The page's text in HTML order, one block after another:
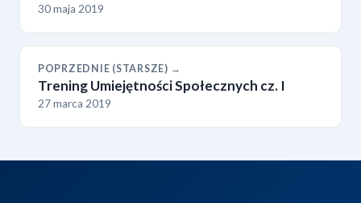
30 maja 2019
POPRZEDNIE (STARSZE) →
Trening Umiejętności Społecznych cz. I
27 marca 2019